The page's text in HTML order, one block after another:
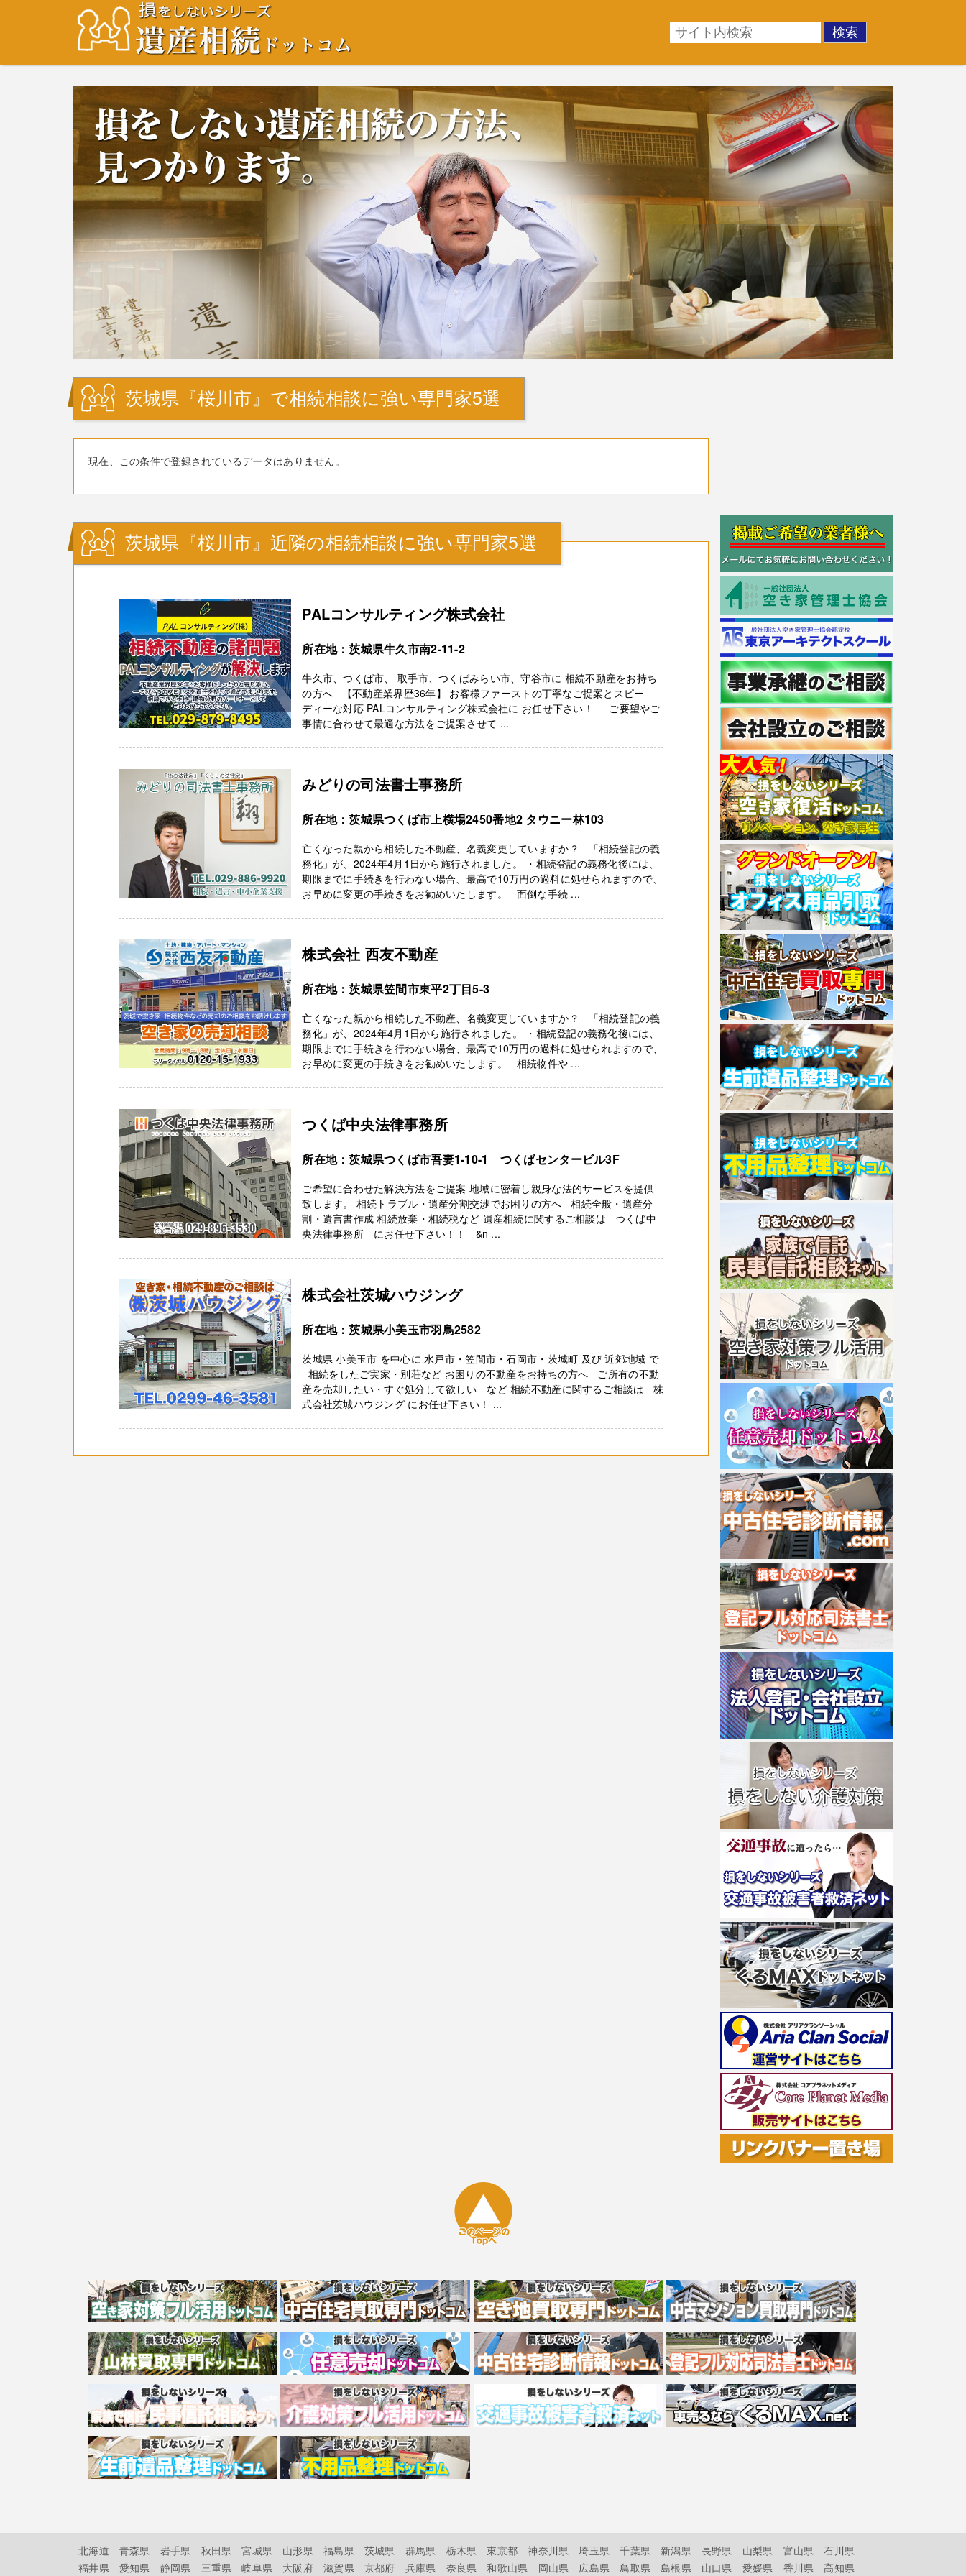
茨城県『桜川市』で相続相談に強い専門家5選
現在、この条件で登録されているデータはありません。
茨城県『桜川市』近隣の相続相談に強い専門家5選
PALコンサルティング株式会社
所在地：茨城県牛久市南2-11-2
牛久市、つくば市、 取手市、つくばみらい市、守谷市に 相続不動産をお持ち
の方へ 【不動産業界歴36年】 お客様ファーストの丁寧なご提案とスピー
ディーな対応 PALコンサルティング株式会社に お任せ下さい！ ご要望やご
事情に合わせて最適な方法をご提案させて ...
みどりの司法書士事務所
所在地：茨城県つくば市上横場2450番地2 タウニー林103
亡くなった親から相続した不動産、名義変更していますか？ 「相続登記の義
務化」が、2024年4月1日から施行されました。 ・相続登記の義務化後には、
期限までに手続きを行わない場合、最高で10万円の過料に処せられますので、
お早めに変更の手続きをお勧めいたします。 面倒な手続 ...
株式会社 西友不動産
所在地：茨城県笠間市東平2丁目5-3
亡くなった親から相続した不動産、名義変更していますか？ 「相続登記の義
務化」が、2024年4月1日から施行されました。 ・相続登記の義務化後には、
期限までに手続きを行わない場合、最高で10万円の過料に処せられますので、
お早めに変更の手続きをお勧めいたします。 相続物件や ...
つくば中央法律事務所
所在地：茨城県つくば市吾妻1-10-1 つくばセンタービル3F
ご希望に合わせた解決方法をご提案 地域に密着し親身な法的サービスを提供
致します。 相続トラブル・遺産分割交渉でお困りの方へ 相続全般・遺産分
割・遺言書作成 相続放棄・相続税など 遺産相続に関するご相談は つくば中
央法律事務所 にお任せ下さい！！ &n ...
株式会社茨城ハウジング
所在地：茨城県小美玉市羽鳥2582
茨城県 小美玉市 を中心に 水戸市・笠間市・石岡市・茨城町 及び 近郊地域 で
相続をしたご実家・別荘など お困りの不動産をお持ちの方へ ご所有の不動
産を売却したい・すぐ処分して欲しい など 相続不動産に関するご相談は 株
式会社茨城ハウジング にお任せ下さい！ ...
北海道 青森県 岩手県 秋田県 宮城県 山形県 福島県 茨城県 群馬県 栃木県 東京都 神奈川県 埼玉県 千葉県 新潟県 長野県 山梨県 富山県
石川県
福井県
愛知県 静岡県 三重県 岐阜県 大阪府 滋賀県 京都府 兵庫県 奈良県 和歌山県 岡山県 広島県 鳥取県 島根県 山口県 愛媛県 香川県 高知県